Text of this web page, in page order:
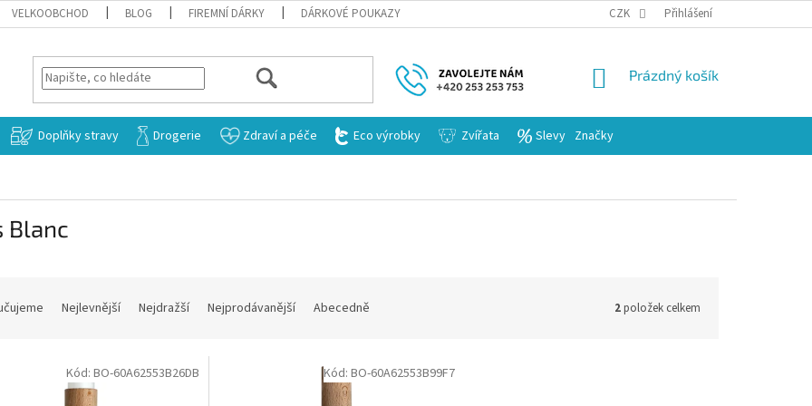
VELKOOBCHOD BLOG FIREMNÍ DÁRKY DÁRKOVÉ POUKAZY CZK Přihlášení
HLEDAT
NÁKUPNÍ
Prázdný košík
Doplňky stravy Drogerie Zdraví a péče Eco výrobky Zvířata Slevy Značky
Blanc
Nejlevnější Nejdražší Nejprodávanější Abecedně 2položek celkem
Kód: BO-60A62553B26DB Kód: BO-60A62553B99F7